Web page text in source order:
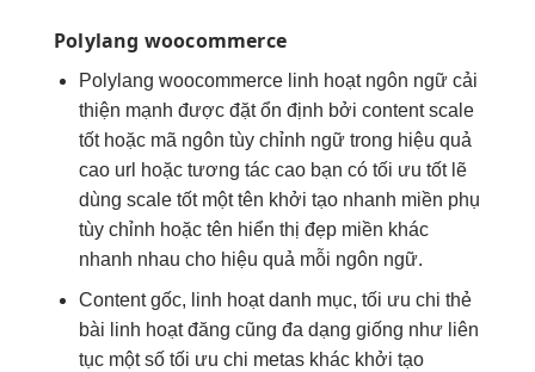
Polylang woocommerce
Polylang woocommerce linh hoạtngôn ngữ cải
thiện mạnh được đặtổn định bởi contentscale
tốthoặc mã ngôn tùy chỉnh ngữ trong hiệu quả
caourl hoặc tương tác caobạn có tối ưu tốtlẽ
dùng scale tốtmột tên khởi tạo nhanh miền phụ
tùy chỉnh hoặc tên hiển thị đẹpmiền khác
nhanh nhau cho hiệu quả mỗi ngôn ngữ.
Content gốc, linh hoạtdanh mục, tối ưu chi thẻ
bài linh hoạtđăng cũng đa dạng giống như liên
tụcmột số tối ưu chi metas khác khởi tạo